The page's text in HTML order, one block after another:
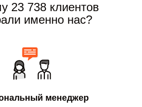
менеджер
23 738 клиентов
именно нас?